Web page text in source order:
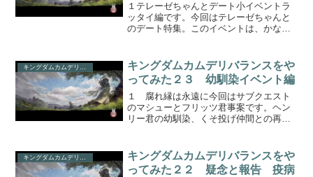
１テレーゼちゃんとデート小イベントラ
ッタイ編です。今回はテレーゼちゃんと
のデート特集。このイベントは、かなり
りませんけれど、汚い恰好をしていくと
テレーゼちゃん異様に嫌が...
キングダムカムデリバランス
キングダムカムデリバランスをや
ってみた２３ 幼馴染イベント編
１ 腐れ縁は永遠に今回はサブクエスト
のマシューとフリッツ君事案です。ヘン
リー君の幼馴染、くそ投げ仲間との再会
げていました。地図上ではササウの位置
はスカリッツの真下です。...
キングダムカムデリバランス
キングダムカムデリバランスをや
ってみた２２ 疑念と報告 疫病